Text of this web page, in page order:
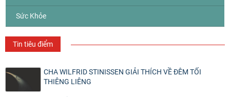
Sức Khỏe
Tin tiêu điểm
CHA WILFRID STINISSEN GIẢI THÍCH VỀ ĐÊM TỐI
THIÊNG LIÊNG